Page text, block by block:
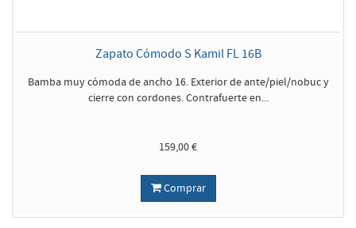
Zapato Cómodo S Kamil FL 16B
Bamba muy cómoda de ancho 16. Exterior de ante/piel/nobuc y
cierre con cordones. Contrafuerte en...
159,00 €
Comprar